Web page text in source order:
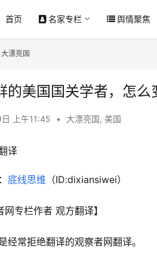
首页 名家专栏 舆情聚焦
大漂亮国
的美国国关学者，怎么
上午11:45 • 大漂亮国, 美国
译
底线思维 （ID:dixiansiwei）
网专栏作者 观方翻译】
经常拒绝翻译的观察者网翻译。